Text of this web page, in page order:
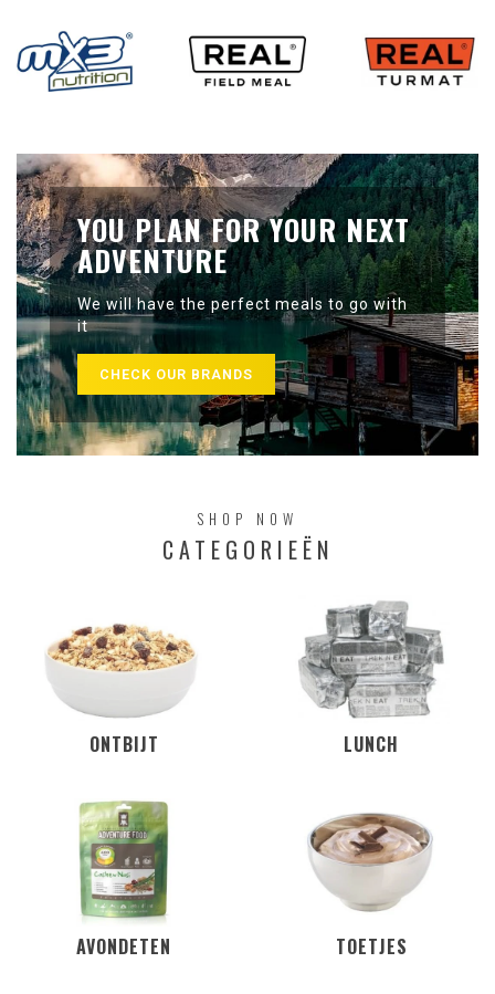
YOU PLAN FOR YOUR NEXT
ADVENTURE
We will have the perfect meals to go with
it
CHECK OUR BRANDS
SHOP NOW
CATEGORIEËN
ONTBIJT LUNCH
AVONDETEN TOETJES